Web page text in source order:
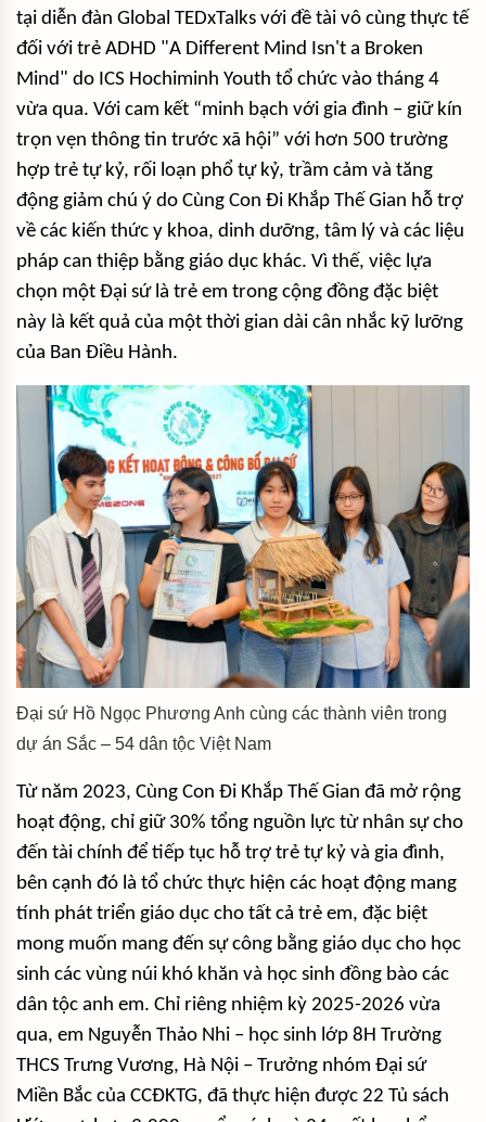
tại diễn đàn Global TEDxTalks với đề tài vô cùng thực tế
đối với trẻ ADHD "A Different Mind Isn't a Broken
Mind" do ICS Hochiminh Youth tổ chức vào tháng 4
vừa qua. Với cam kết “minh bạch với gia đình – giữ kín
trọn vẹn thông tin trước xã hội” với hơn 500 trường
hợp trẻ tự kỷ, rối loạn phổ tự kỷ, trầm cảm và tăng
động giảm chú ý do Cùng Con Đi Khắp Thế Gian hỗ trợ
về các kiến thức y khoa, dinh dưỡng, tâm lý và các liệu
pháp can thiệp bằng giáo dục khác. Vì thế, việc lựa
chọn một Đại sứ là trẻ em trong cộng đồng đặc biệt
này là kết quả của một thời gian dài cân nhắc kỹ lưỡng
của Ban Điều Hành.
Đại sứ Hồ Ngọc Phương Anh cùng các thành viên trong
dự án Sắc – 54 dân tộc Việt Nam
Từ năm 2023, Cùng Con Đi Khắp Thế Gian đã mở rộng
hoạt động, chỉ giữ 30% tổng nguồn lực từ nhân sự cho
đến tài chính để tiếp tục hỗ trợ trẻ tự kỷ và gia đình,
bên cạnh đó là tổ chức thực hiện các hoạt động mang
tính phát triển giáo dục cho tất cả trẻ em, đặc biệt
mong muốn mang đến sự công bằng giáo dục cho học
sinh các vùng núi khó khăn và học sinh đồng bào các
dân tộc anh em. Chỉ riêng nhiệm kỳ 2025-2026 vừa
qua, em Nguyễn Thảo Nhi – học sinh lớp 8H Trường
THCS Trưng Vương, Hà Nội – Trưởng nhóm Đại sứ
Miền Bắc của CCĐKTG, đã thực hiện được 22 Tủ sách